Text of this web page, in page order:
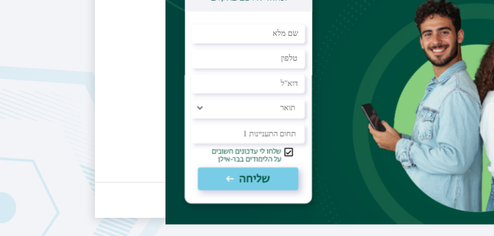
gliksoj@biu.ac.il
אישי https://criminology.biu.ac.il/en/jglick
יחסי התנהגות מוחיים
Social Neuroscience
Cognitive Neuroscience|